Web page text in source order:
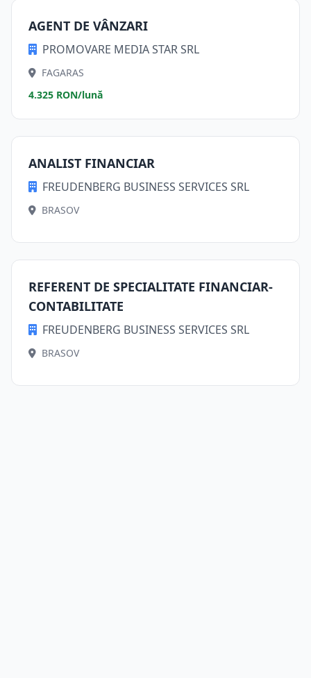
AGENT DE VÂNZARI
PROMOVARE MEDIA STAR SRL
FAGARAS
4.325 RON/lună
ANALIST FINANCIAR
FREUDENBERG BUSINESS SERVICES SRL
BRASOV
REFERENT DE SPECIALITATE FINANCIAR-
CONTABILITATE
FREUDENBERG BUSINESS SERVICES SRL
BRASOV